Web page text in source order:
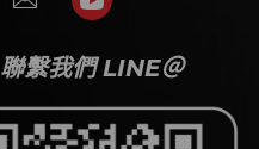
聯繫我們 LINE＠